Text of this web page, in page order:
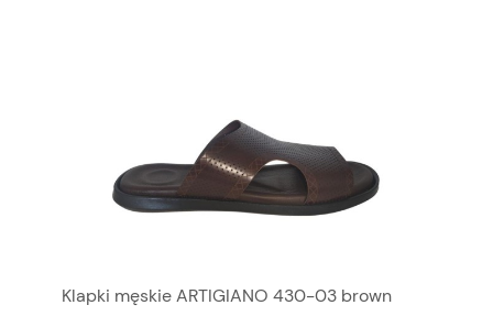
Klapki męskie ARTIGIANO 430-03 brown